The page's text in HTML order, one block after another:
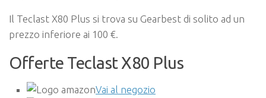
Il Teclast X80 Plus si trova su Gearbest di solito ad un
prezzo inferiore ai 100 €.
Offerte Teclast X80 Plus
Vai al negozio